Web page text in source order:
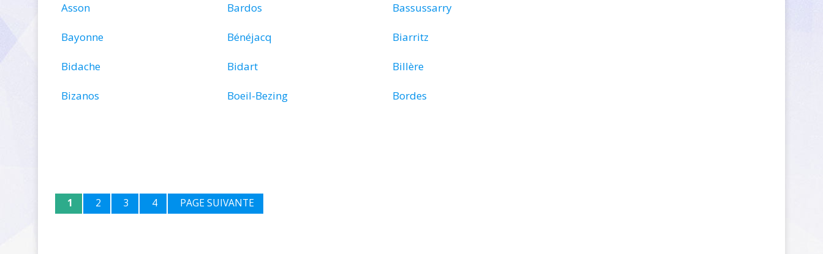
Asson Bardos Bassussarry
Bayonne Bénéjacq Biarritz
Bidache Bidart Billère
Bizanos Boeil-Bezing Bordes
1 2 3 4 PAGE SUIVANTE